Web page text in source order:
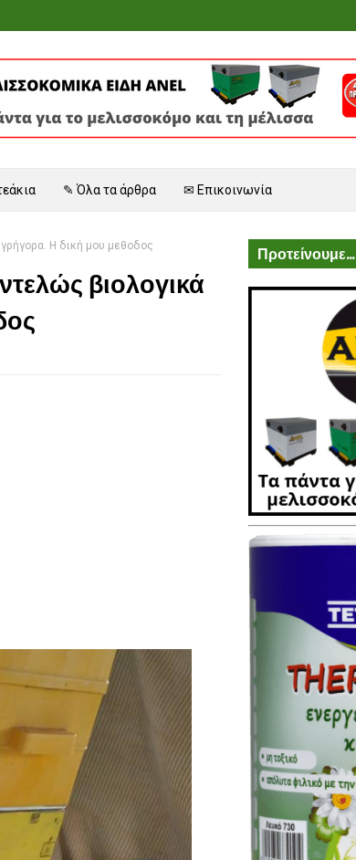
✎ Όλα τα άρθρα ✉ Επικοινωνία
Η δική μου μεθοδος
βιολογικά
Προτείνουμε...